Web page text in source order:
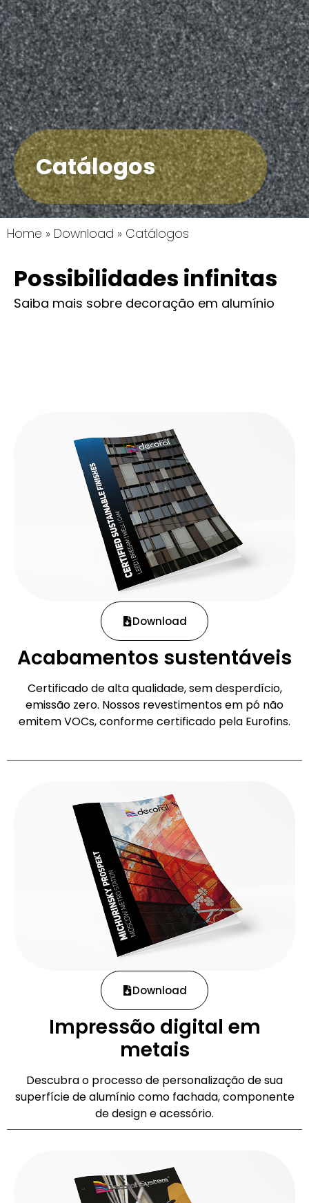
Catálogos
Home » Download » Catálogos
Possibilidades infinitas
Saiba mais sobre decoração em alumínio
Download
Acabamentos sustentáveis
Certificado de alta qualidade, sem desperdício,
emissão zero. Nossos revestimentos em pó não
emitem VOCs, conforme certificado pela Eurofins.
Download
Impressão digital em
metais
Descubra o processo de personalização de sua
superfície de alumínio como fachada, componente
de design e acessório.